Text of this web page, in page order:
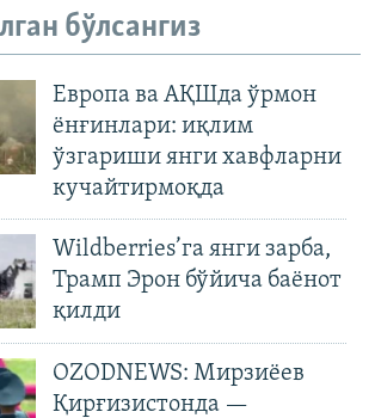
бўлсангиз
Европа ва АҚШда ўрмон
ёнғинлари: иқлим
ўзгариши янги хавфларни
кучайтирмоқда
Wildberries’га янги зарба,
Трамп Эрон бўйича баёнот
қилди
OZODNEWS: Мирзиёев
Қирғизистонда —